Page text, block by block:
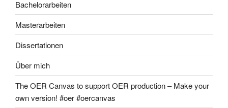
Bachelorarbeiten
Masterarbeiten
Dissertationen
Über mich
The OER Canvas to support OER production – Make your
own version! #oer #oercanvas